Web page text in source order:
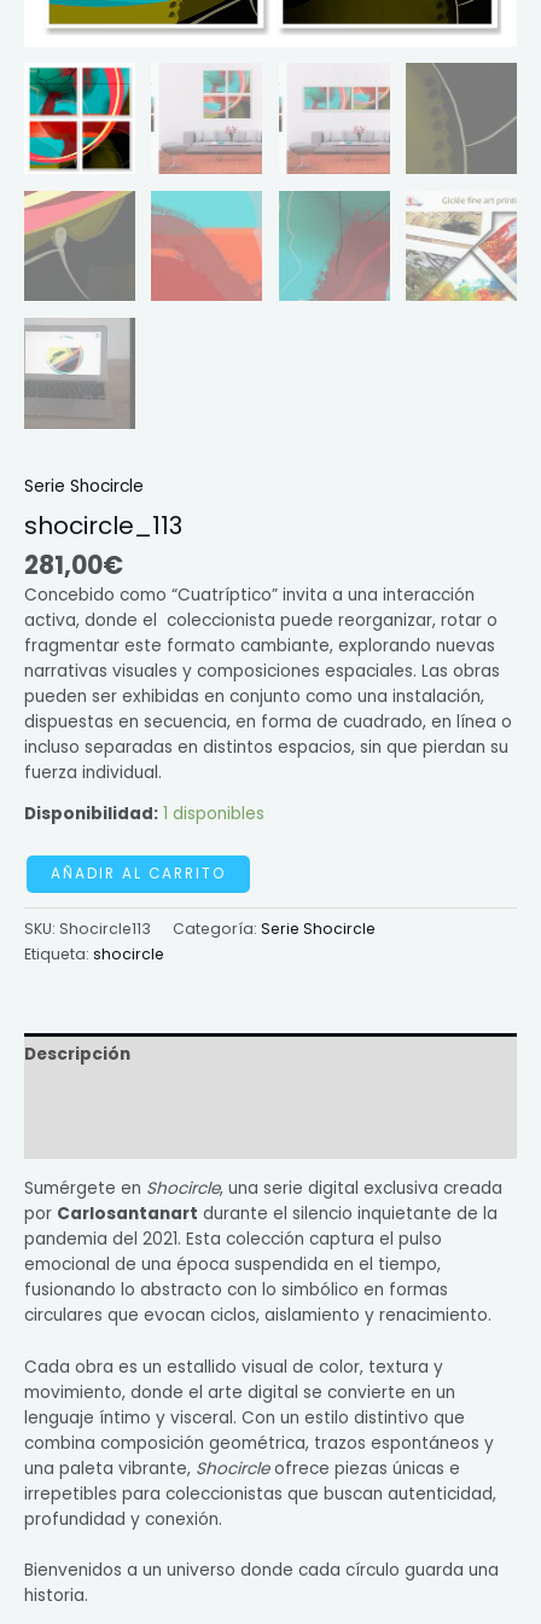
Serie Shocircle
shocircle_113
281,00€
Concebido como “Cuatríptico” invita a una interacción
activa, donde el coleccionista puede reorganizar, rotar o
fragmentar este formato cambiante, explorando nuevas
narrativas visuales y composiciones espaciales. Las obras
pueden ser exhibidas en conjunto como una instalación,
dispuestas en secuencia, en forma de cuadrado, en línea o
incluso separadas en distintos espacios, sin que pierdan su
fuerza individual.
Disponibilidad: 1 disponibles
AÑADIR AL CARRITO
SKU: Shocircle113 Categoría: Serie Shocircle
Etiqueta: shocircle
Descripción
Sumérgete en Shocircle, una serie digital exclusiva creada
por Carlosantanart durante el silencio inquietante de la
pandemia del 2021. Esta colección captura el pulso
emocional de una época suspendida en el tiempo,
fusionando lo abstracto con lo simbólico en formas
circulares que evocan ciclos, aislamiento y renacimiento.
Cada obra es un estallido visual de color, textura y
movimiento, donde el arte digital se convierte en un
lenguaje íntimo y visceral. Con un estilo distintivo que
combina composición geométrica, trazos espontáneos y
una paleta vibrante, Shocircleofrece piezas únicas e
irrepetibles para coleccionistas que buscan autenticidad,
profundidad y conexión.
Bienvenidos a un universo donde cada círculo guarda una
historia.